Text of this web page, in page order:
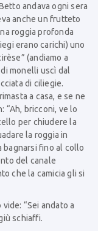
andava ogni sera
anche un frutteto
roggia profonda
erano carichi) uno
(andiamo a
monelli uscì dal
di ciliegie.
a casa, e se ne
“Ah, bricconi, ve lo
per chiudere la
la roggia in
bagnarsi fino al collo
del canale
che la camicia gli si
“Sei andato a
schiaffi.